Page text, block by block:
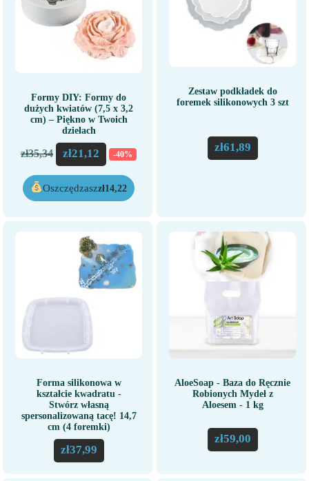
Formy DIY: Formy do
dużych kwiatów (7,5 x 3,2
cm) – Piękno w Twoich
dziełach
zł35,34 zł21,12 -40%
Oszczędzaszzł14,22
Zestaw podkładek do
foremek silikonowych 3 szt
zł61,89
Forma silikonowa w
kształcie kwadratu -
Stwórz własną
spersonalizowaną tacę! 14,7
cm (4 foremki)
zł37,99
AloeSoap - Baza do Ręcznie
Robionych Mydeł z
Aloesem - 1 kg
zł59,00